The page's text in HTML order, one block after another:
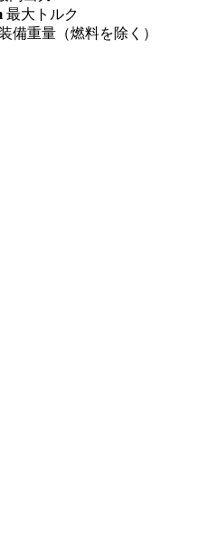
最大トルク
備重量（燃料を除く）